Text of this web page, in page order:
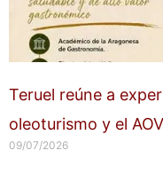
Teruel reúne a
oleoturismo y el
09/07/2026